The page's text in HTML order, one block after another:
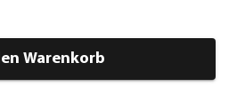
Warenkorb